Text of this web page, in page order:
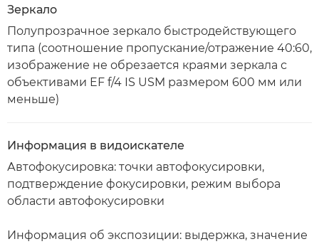
Зеркало
Полупрозрачное зеркало быстродействующего
типа (соотношение пропускание/отражение 40:60,
изображение не обрезается краями зеркала с
объективами EF f/4 IS USM размером 600 мм или
меньше)
Информация в видоискателе
Автофокусировка: точки автофокусировки,
подтверждение фокусировки, режим выбора
области автофокусировки
Информация об экспозиции: выдержка, значение